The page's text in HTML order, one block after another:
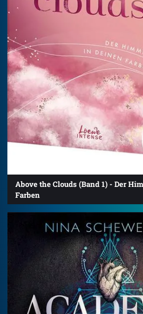
Above the Clouds (Band 1) - Der
Farben